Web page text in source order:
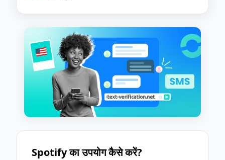
Spotify का उपयोग कैसे करें?